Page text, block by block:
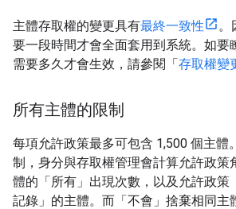
主體存取權的變更具有最終一致性
。
要一段時間才會全面套用到系統。如要
需要多久才會生效，請參閱「存取權變
所有主體的限制
每項允許政策最多可包含 1,500 個主體
制，身分與存取權管理會計算允許政策
體的「所有」 出現次數，以及允許政策
記錄」 的主體。而「不會」捨棄相同主